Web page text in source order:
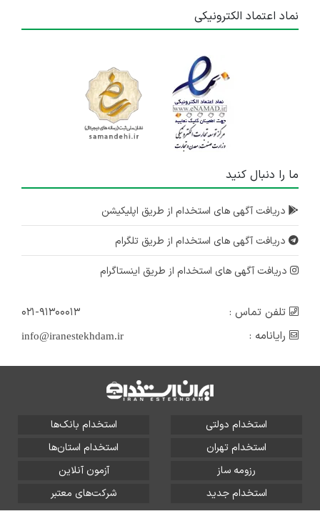
نماد اعتماد الکترونیکی
ما را دنبال کنید
دریافت آگهی های استخدام از طریق اپلیکیشن
دریافت آگهی های استخدام از طریق تلگرام
دریافت آگهی های استخدام از طریق اینستاگرام
تلفن تماس :
۰۲۱-۹۱۳۰۰۰۱۳
رایانامه :
info@iranestekhdam.ir
استخدام دولتی
استخدام بانک‌ها
استخدام تهران
استخدام استان‌ها
رزومه ساز
آزمون آنلاین
استخدام جدید
شرکت‌های معتبر